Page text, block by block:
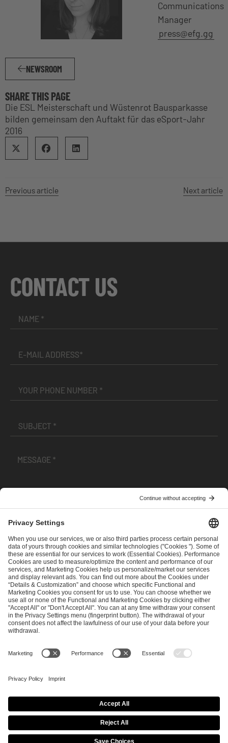
Communications
Manager
press@efg.gg
NEWSROOM
SHARE THIS PAGE
Die ESL Meisterschaft und Wüstenrot Bausparkasse
bilden gemeinsam den Auftakt für das eSport-Jahr
2016
Previous article Next article
CONTACT US
andPrivacy Policy
SEND MESSAGE
CAREER MEDIA RIGHTS
Imprint
Privacy Policy Cookie Policy
Terms of Use
Copyright Policy
Procurement Policy
Whistleblowing